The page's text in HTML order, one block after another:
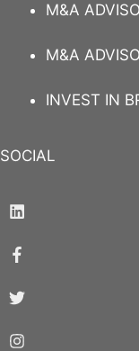
M&A
M&A
INVEST IN
SOCIAL